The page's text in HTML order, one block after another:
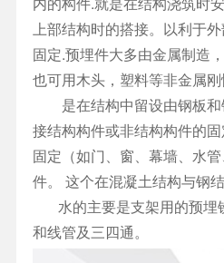
上部结构时的搭接。以利于
固定.预埋件大多由金属制造
也可用木头，塑料等非金属刚
是在结构中留设由钢板和
接结构构件或非结构构件的
固定（如门、窗、幕墙、水
件。 这个在混凝土结构与钢
水的主要是支架用的预埋
和线管及三四通。